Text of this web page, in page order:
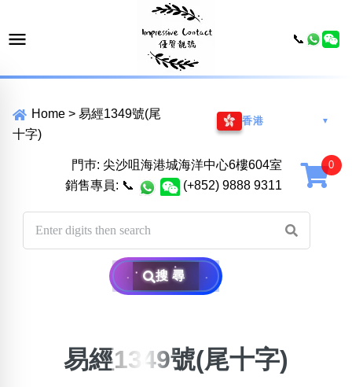
Home > 易經1349號(尾
十字)
香港 ▼
門巿: 尖沙咀海港城海洋中心6樓604室
銷售專員: 📞 (+852) 9888 9311
搜尋
易經1349號(尾十字)
📞